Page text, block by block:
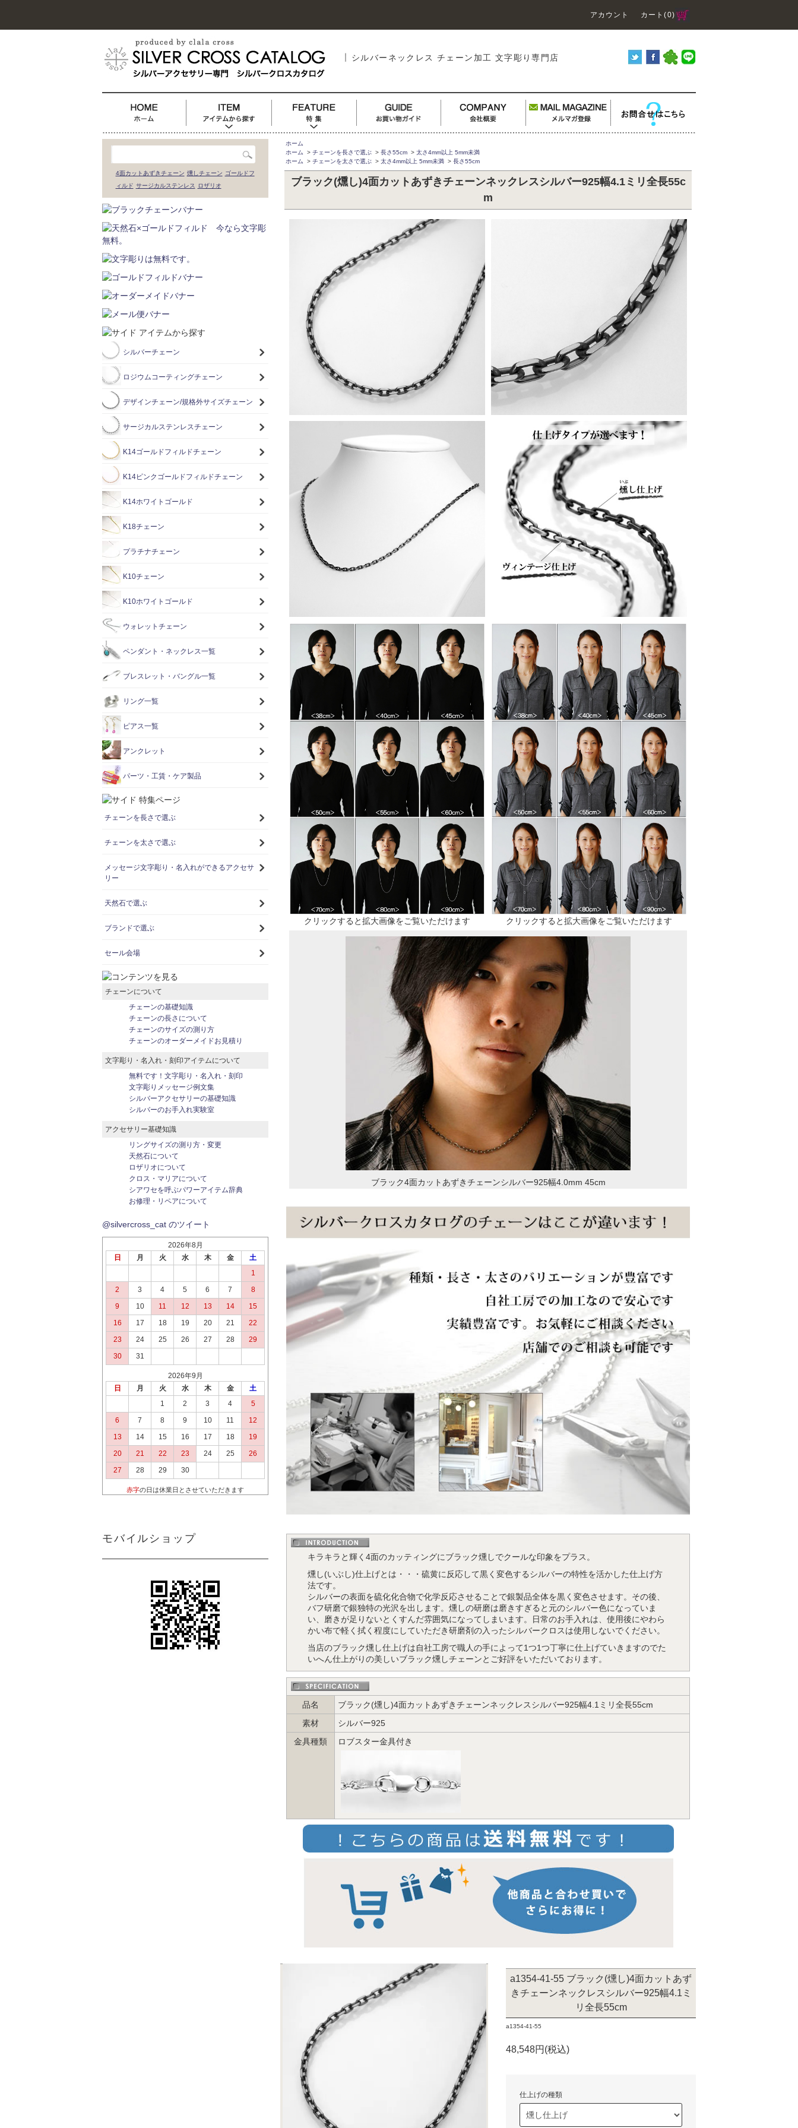
アカウント カート(0)
シルバーネックレス チェーン加工 文字彫り専門店
ホーム
ホーム
> チェーンを長さで選ぶ > 長さ55cm > 太さ4mm以上 5mm未満
ホーム
> チェーンを太さで選ぶ > 太さ4mm以上 5mm未満 > 長さ55cm
ブラック(燻し)4面カットあずきチェーンネックレスシルバー925幅4.1ミリ全長55c
m
クリックすると拡大画像をご覧いただけます クリックすると拡大画像をご覧いただけます
ブラック4面カットあずきチェーンシルバー925幅4.0mm 45cm
キラキラと輝く4面のカッティングにブラック燻しでクールな印象をプラス。
燻し(いぶし)仕上げとは・・・硫黄に反応して黒く変色するシルバーの特性を活かした仕上げ方
法です。
シルバーの表面を硫化化合物で化学反応させることで銀製品全体を黒く変色させます。その後、
バフ研磨で銀独特の光沢を出します。燻しの研磨は磨きすぎると元のシルバー色になっていま
い、磨きが足りないとくすんだ雰囲気になってしまいます。日常のお手入れは、使用後にやわら
かい布で軽く拭く程度にしていただき研磨剤の入ったシルバークロスは使用しないでください。
当店のブラック燻し仕上げは自社工房で職人の手によって1つ1つ丁寧に仕上げていきますのでた
いへん仕上がりの美しいブラック燻しチェーンとご好評をいただいております。
品名
ブラック(燻し)4面カットあずきチェーンネックレスシルバー925幅4.1ミリ全長55cm
素材
シルバー925
金具種類
ロブスター金具付き
a1354-41-55 ブラック(燻し)4面カットあず
きチェーンネックレスシルバー925幅4.1ミ
リ全長55cm
a1354-41-55
48,548円(税込)
仕上げの種類
4面カットあずきチェーン 燻しチェーン ゴールドフ
ィルド サージカルステンレス ロザリオ
シルバーチェーン
ロジウムコーティングチェーン
デザインチェーン/規格外サイズチェーン
サージカルステンレスチェーン
K14ゴールドフィルドチェーン
K14ピンクゴールドフィルドチェーン
K14ホワイトゴールド
K18チェーン
プラチナチェーン
K10チェーン
K10ホワイトゴールド
ウォレットチェーン
ペンダント・ネックレス一覧
ブレスレット・バングル一覧
リング一覧
ピアス一覧
アンクレット
パーツ・工賃・ケア製品
チェーンを長さで選ぶ
チェーンを太さで選ぶ
メッセージ文字彫り・名入れができるアクセサ
リー
天然石で選ぶ
ブランドで選ぶ
セール会場
チェーンについて
チェーンの基礎知識
チェーンの長さについて
チェーンのサイズの測り方
チェーンのオーダーメイドお見積り
文字彫り・名入れ・刻印アイテムについて
無料です！文字彫り・名入れ・刻印
文字彫りメッセージ例文集
シルバーアクセサリーの基礎知識
シルバーのお手入れ実験室
アクセサリー基礎知識
リングサイズの測り方・変更
天然石について
ロザリオについて
クロス・マリアについて
シアワセを呼ぶパワーアイテム辞典
お修理・リペアについて
@silvercross_cat のツイート
2026年8月
日
月 火 水 木 金
土
1
2
3 4 5 6 7
8
9
10 11 12 13 14
15
16
17 18 19 20 21
22
23
24 25 26 27 28
29
30
31
2026年9月
日
月 火 水 木 金
土
1
2 3 4
5
6
7 8 9 10 11
12
13
14 15 16 17 18
19
20
21 22 23 24 25
26
27
28 29 30
赤字の日は休業日とさせていただきます
モバイルショップ